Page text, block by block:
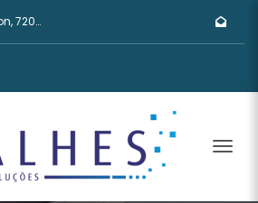
Alegre/RS